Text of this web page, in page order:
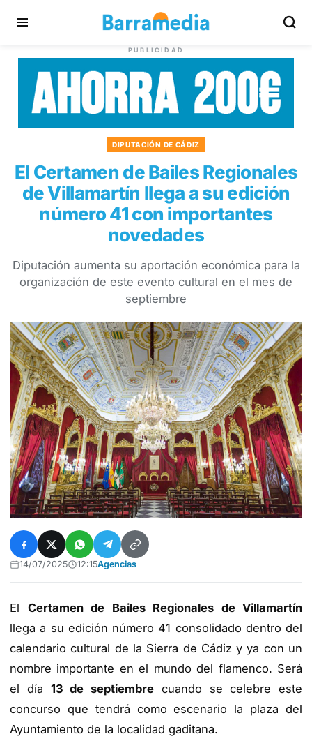
PUBLICIDAD
DIPUTACIÓN DE CÁDIZ
El Certamen de Bailes Regionales
de Villamartín llega a su edición
número 41 con importantes
novedades
Diputación aumenta su aportación económica para la
organización de este evento cultural en el mes de
septiembre
14/07/2025 12:15Agencias
El Certamen de Bailes Regionales de Villamartín
llega a su edición número 41 consolidado dentro del
calendario cultural de la Sierra de Cádiz y ya con un
nombre importante en el mundo del flamenco. Será
el día 13 de septiembre cuando se celebre este
concurso que tendrá como escenario la plaza del
Ayuntamiento de la localidad gaditana.